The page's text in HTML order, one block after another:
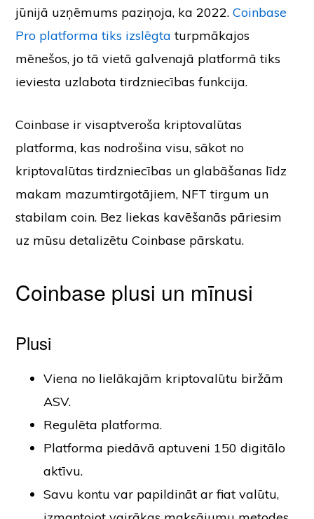
jūnijā uzņēmums paziņoja, ka 2022.Coinbase
Pro platforma tiks izslēgta turpmākajos
mēnešos, jo tā vietā galvenajā platformā tiks
ieviesta uzlabota tirdzniecības funkcija.
Coinbase ir visaptveroša kriptovalūtas
platforma, kas nodrošina visu, sākot no
kriptovalūtas tirdzniecības un glabāšanas līdz
makam mazumtirgotājiem, NFT tirgum un
stabilam coin. Bez liekas kavēšanās pāriesim
uz mūsu detalizētu Coinbase pārskatu.
Coinbase plusi un mīnusi
Plusi
Viena no lielākajām kriptovalūtu biržām
ASV.
Regulēta platforma.
Platforma piedāvā aptuveni 150 digitālo
aktīvu.
Savu kontu var papildināt ar fiat valūtu,